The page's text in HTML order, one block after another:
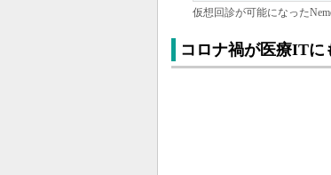
仮想回診が可能になった
コロナ禍が医療ITに